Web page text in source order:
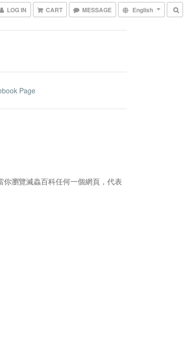
LOG IN CART MESSAGE English
Page
瀏覽滅蟲百科任何一個網頁，代表